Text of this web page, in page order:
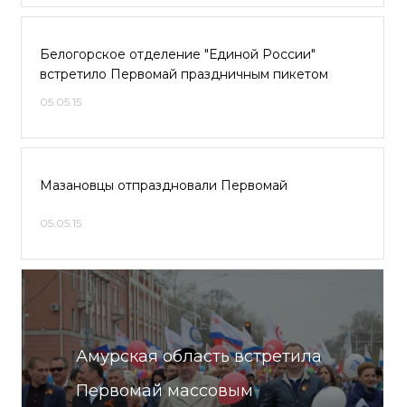
Белогорское отделение "Единой России"
встретило Первомай праздничным пикетом
05.05.15
Мазановцы отпраздновали Первомай
05.05.15
Амурская область встретила
Первомай массовым